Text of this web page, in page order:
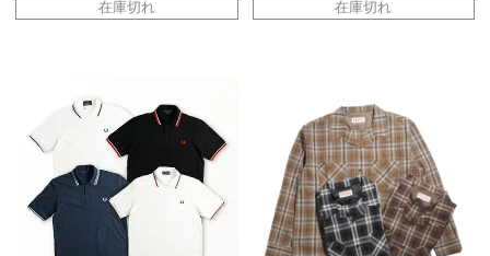
在庫切れ 在庫切れ